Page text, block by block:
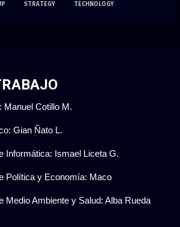
STRATEGY TECHNOLOGY
Manuel Cotillo M.
Gian Ñato L.
Informática: Ismael Liceta G.
Política y Economía: Maco
Medio Ambiente y Salud: Alba Rueda